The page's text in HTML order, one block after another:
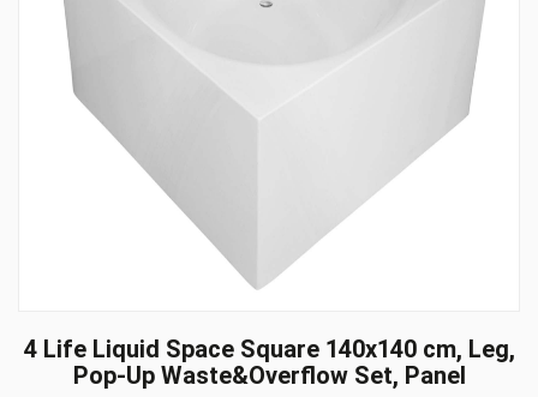
4 Life Liquid Space Square 140x140 cm, Leg,
Pop-Up Waste&Overflow Set, Panel